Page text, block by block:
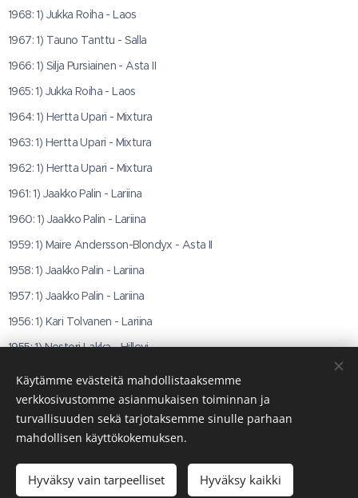
1968: 1) Jukka Roiha - Laos
1967: 1) Tauno Tanttu - Salla
1966: 1) Silja Pursiainen - Asta II
1965: 1) Jukka Roiha - Laos
1964: 1) Hertta Upari - Mixtura
1963: 1) Hertta Upari - Mixtura
1962: 1) Hertta Upari - Mixtura
1961: 1) Jaakko Palin - Lariina
1960: 1) Jaakko Palin - Lariina
1959: 1) Maire Andersson-Blondyx - Asta II
1958: 1) Jaakko Palin - Lariina
1957: 1) Jaakko Palin - Lariina
1956: 1) Kari Tolvanen - Lariina
1955: 1) Nestori Lakka - Hillevi
1950: 1) Jukka Kivikari - La Jana
1949: 1) Yngve Bützow - Mister X
Evästeet
Käytämme evästeitä mahdollistaaksemme
verkkosivustomme asianmukaisen toiminnan ja
turvallisuuden sekä tarjotaksemme sinulle parhaan
mahdollisen käyttökokemuksen.
Hyväksy vain tarpeelliset Hyväksy kaikki